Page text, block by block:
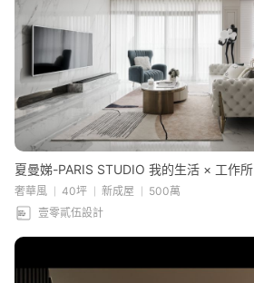
夏曼娣-PARIS STUDIO 我的生活 × 工作所
奢華風 40坪 新成屋
500萬
壹零貳伍設計